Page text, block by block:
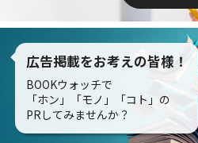
広告掲載をお考えの皆様！
BOOKウォッチで
「ホン」「モノ」「コト」の
PRしてみませんか？